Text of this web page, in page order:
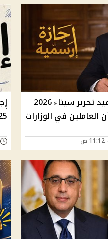
إعلان موعد إجازة عيد تحرير سيناء 2026
العاملين في الوزارات
25 أبريل وترقب قرار